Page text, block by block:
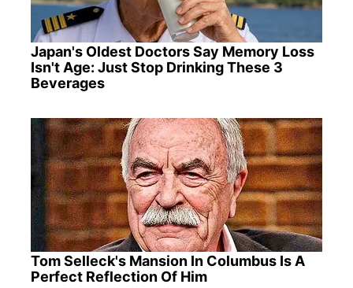
Japan's Oldest Doctors Say Memory Loss
Isn't Age: Just Stop Drinking These 3
Beverages
Tom Selleck's Mansion In Columbus Is A
Perfect Reflection Of Him